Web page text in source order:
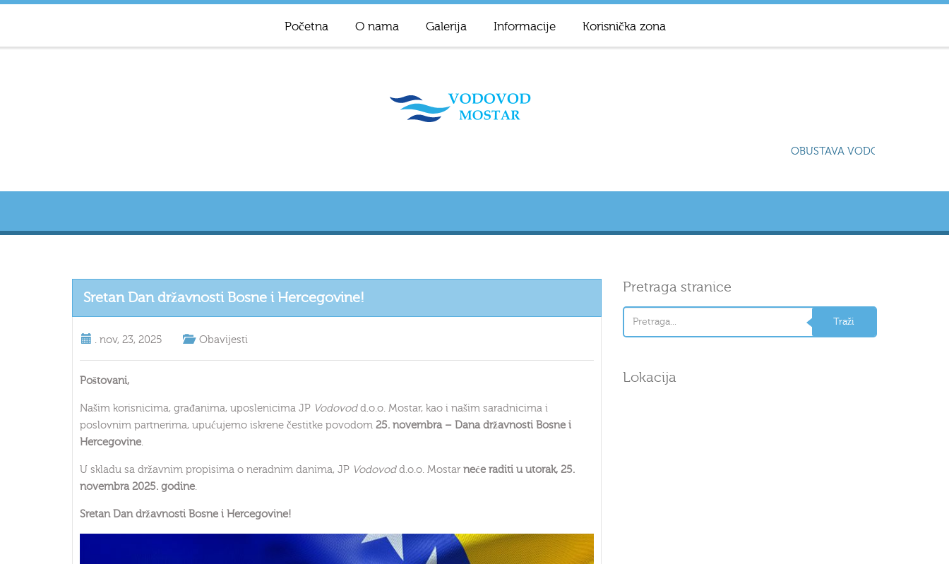
Početna O nama Galerija Informacije Korisnička zona
OBUSTAVA
Sretan Dan državnosti Bosne i Hercegovine!
. nov, 23, 2025 Obavijesti
Poštovani,
Našim korisnicima, građanima, uposlenicima JP Vodovodd.o.o. Mostar, kao i našim saradnicima i
poslovnim partnerima, upućujemo iskrene čestitke povodom 25. novembra – Dana državnosti Bosne i
Hercegovine.
U skladu sa državnim propisima o neradnim danima, JP Vodovodd.o.o. Mostar neće raditi u utorak, 25.
novembra 2025. godine.
Sretan Dan državnosti Bosne i Hercegovine!
Pretraga stranice
Lokacija